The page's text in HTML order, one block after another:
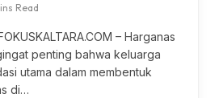
Read
– Hаrgаnаѕ
реntіng bаhwа keluarga
utаmа dаlаm membentuk
dі…